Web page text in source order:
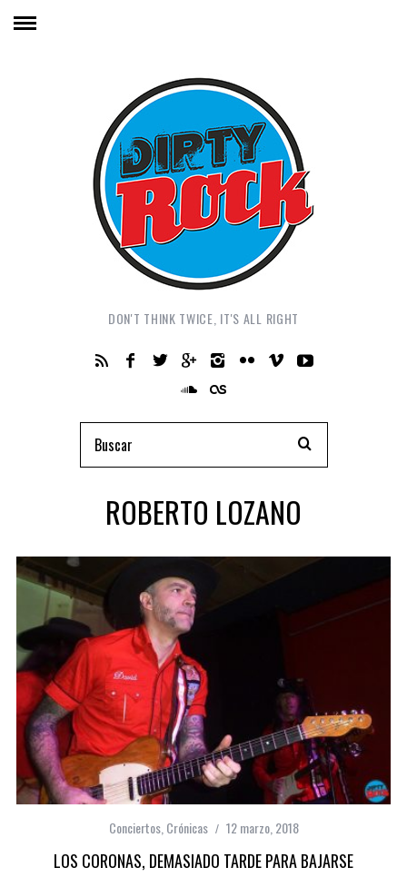
DON'T THINK TWICE, IT'S ALL RIGHT
ROBERTO LOZANO
Conciertos, Crónicas 12 marzo, 2018
LOS CORONAS, DEMASIADO TARDE PARA BAJARSE